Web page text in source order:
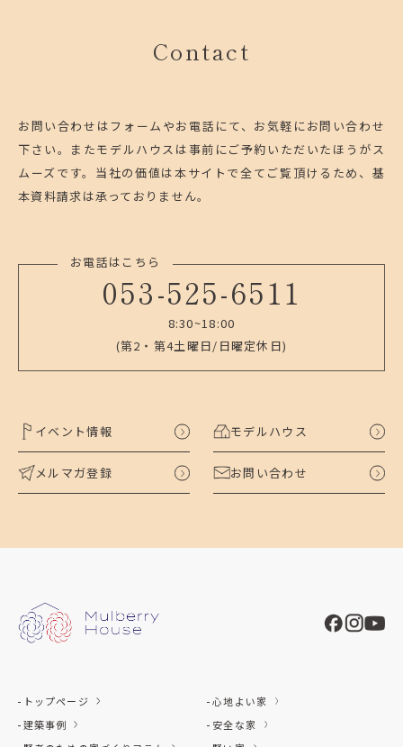
Contact
お問い合わせはフォームやお電話にて、お気軽にお問い合わせ
下さい。 またモデルハウスは事前にご予約いただいたほうがス
ムーズです。 当社の価値は本サイトで全てご覧頂けるため、基
本資料請求は承っておりません。
お電話はこちら
053-525-6511
8:30~18:00
(第2・第4土曜日/日曜定休日)
イベント情報 モデルハウス
メルマガ登録 お問い合わせ
トップページ
建築事例
心地よい家
安全な家